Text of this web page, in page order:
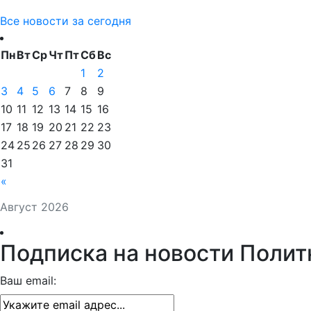
Все новости за сегодня
Август 2026
ПнВтСрЧтПтСбВс
«
1
2
3
4 5 6 7 8
9
10 11 12 13 14 15 16
17 18 19 20 21 22 23
24 25 26 27 28 29 30
31
Подписка на новости
Ваш email: